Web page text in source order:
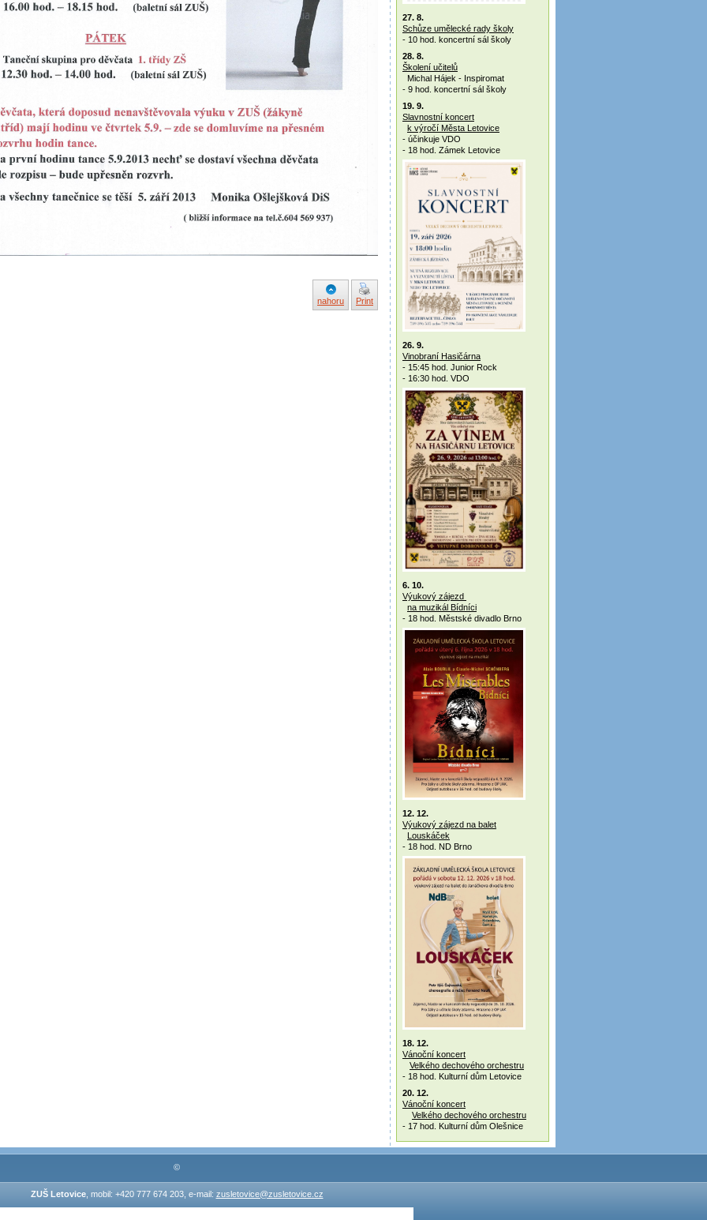
nahoru Print
27. 8.
Schůze umělecké rady školy
- 10 hod. koncertní sál školy
28. 8.
Školení učitelů
Michal Hájek - Inspiromat
- 9 hod. koncertní sál školy
19. 9.
Slavnostní koncert
k výročí Města Letovice
- účinkuje VDO
- 18 hod. Zámek Letovice
26. 9.
Vinobraní Hasičárna
- 15:45 hod. Junior Rock
- 16:30 hod. VDO
6. 10.
Výukový zájezd
na muzikál Bídníci
- 18 hod. Městské divadlo Brno
12. 12.
Výukový zájezd na balet
Louskáček
- 18 hod. ND Brno
18. 12.
Vánoční koncert
Velkého dechového orchestru
- 18 hod. Kulturní dům Letovice
20. 12.
Vánoční koncert
Velkého dechového orchestru
- 17 hod. Kulturní dům Olešnice
©
ZUŠ Letovice, mobil: +420 777 674 203, e-mail: zusletovice@zusletovice.cz